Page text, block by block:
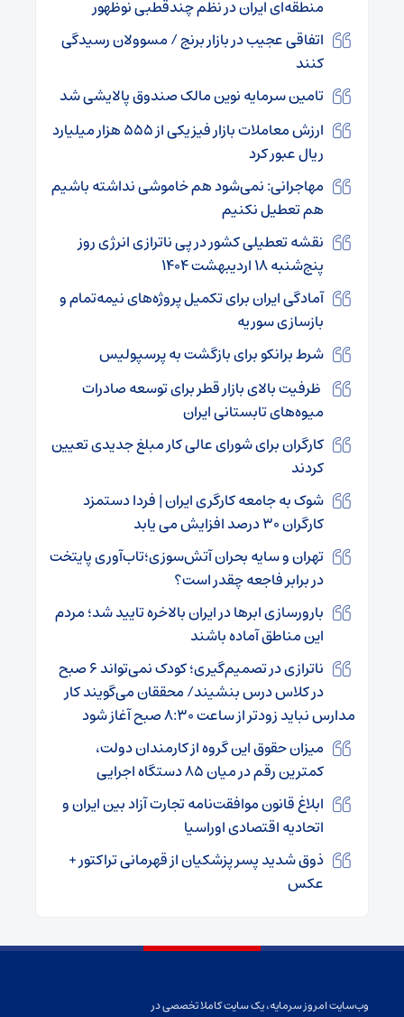
منطقه‌ای ایران در نظم چندقطبی نوظهور
اتفاقی عجیب در بازار برنج / مسوولان رسیدگی
کنند
تامین سرمایه نوین مالک صندوق پالایشی شد
ارزش معاملات بازار فیزیکی از ۵۵۵ هزار میلیارد
ریال عبور کرد
مهاجرانی: نمی‌شود هم خاموشی نداشته باشیم
هم تعطیل نکنیم
نقشه تعطیلی کشور در پی ناترازی انرژی روز
پنج‌شنبه ۱۸ اردیبهشت ۱۴۰۴
آمادگی ایران برای تکمیل پروژه‌های نیمه‌تمام و
بازسازی سوریه
شرط برانکو برای بازگشت به پرسپولیس
ظرفیت بالای بازار قطر برای توسعه صادرات
میوه‌های تابستانی ایران
کارگران برای شورای عالی کار مبلغ جدیدی تعیین
کردند
شوک به جامعه کارگری ایران | فردا دستمزد
کارگران ۳۰ درصد افزایش می یابد
تهران و سایه بحران آتش‌سوزی؛تاب‌آوری پایتخت
در برابر فاجعه چقدر است؟
بارورسازی ابرها در ایران بالاخره تایید شد؛ مردم
این مناطق آماده باشند
ناترازی در تصمیم‌گیری؛ کودک نمی‌تواند ۶ صبح
در کلاس درس بنشیند/ محققان می‌گویند کار
مدارس نباید زودتر از ساعت ۸:۳۰ صبح آغاز شود
میزان حقوق این گروه از کارمندان دولت،
کمترین رقم در میان ۸۵ دستگاه اجرایی
ابلاغ قانون موافقت‌نامه تجارت آزاد بین ایران و
اتحادیه اقتصادی اوراسیا
ذوق شدید پسر پزشکیان از قهرمانی تراکتور +
عکس
وب‌سایت امروز سرمایه، یک سایت کاملا تخصصی در